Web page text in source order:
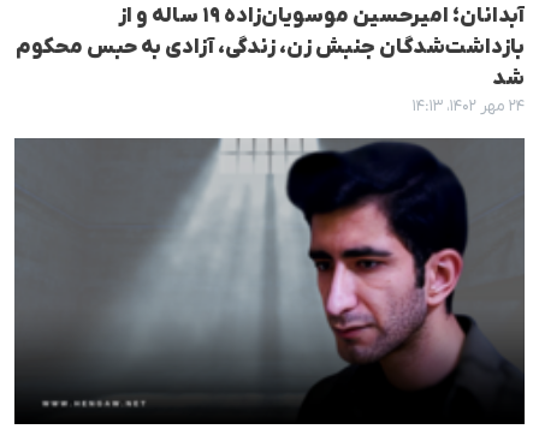
آبدانان؛ امیرحسین موسویان‌زاده ۱۹ ساله و از
بازداشت‌شدگان جنبش زن، زندگی، آزادی به حبس محکوم
شد
۲۴ مهر ۱۴۰۲، ۱۴:۱۳